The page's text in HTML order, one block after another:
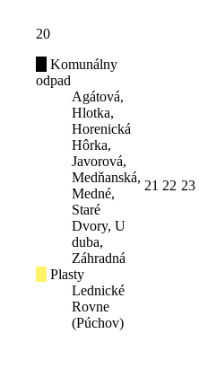
20
Komunálny
odpad
Agátová,
Hlotka,
Horenická
Hôrka,
Javorová,
Medňanská,
Medné,
Staré
Dvory, U
duba,
Záhradná
Plasty
Lednické
Rovne
(Púchov)
21 22 23